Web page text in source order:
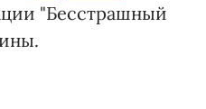
"Бесстрашный